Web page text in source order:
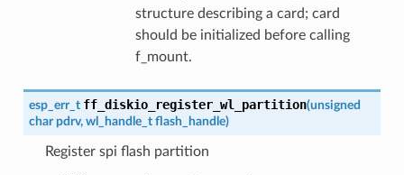
structure describing a card; card
should be initialized before calling
f_mount.
esp_err_t ff_diskio_register_wl_partition(unsigned
char pdrv, wl_handle_t flash_handle)
Register spi flash partition